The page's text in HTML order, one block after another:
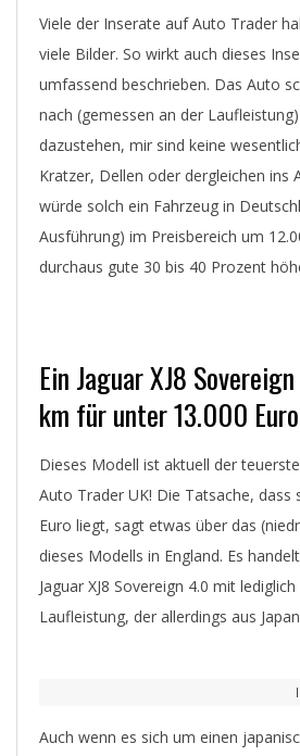
Viele der Inserate auf Auto Trader
viele Bilder. So wirkt auch dieses
umfassend beschrieben. Das Auto
nach (gemessen an der
dazustehen, mir sind keine
Kratzer, Dellen oder dergleichen ins
würde solch ein Fahrzeug in
Ausführung) im Preisbereich um
durchaus gute 30 bis 40 Prozent
Ein Jaguar XJ8
km für unter 13.000 Euro
Dieses Modell ist aktuell der
Auto Trader UK! Die Tatsache, dass
Euro liegt, sagt etwas über das
dieses Modells in England. Es
Jaguar XJ8 Sovereign 4.0 mit
Laufleistung, der allerdings aus
Auch wenn es sich um einen